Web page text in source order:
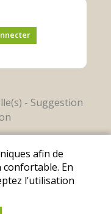
personnelles
Locales - Tous
afin de
En
l’utilisation